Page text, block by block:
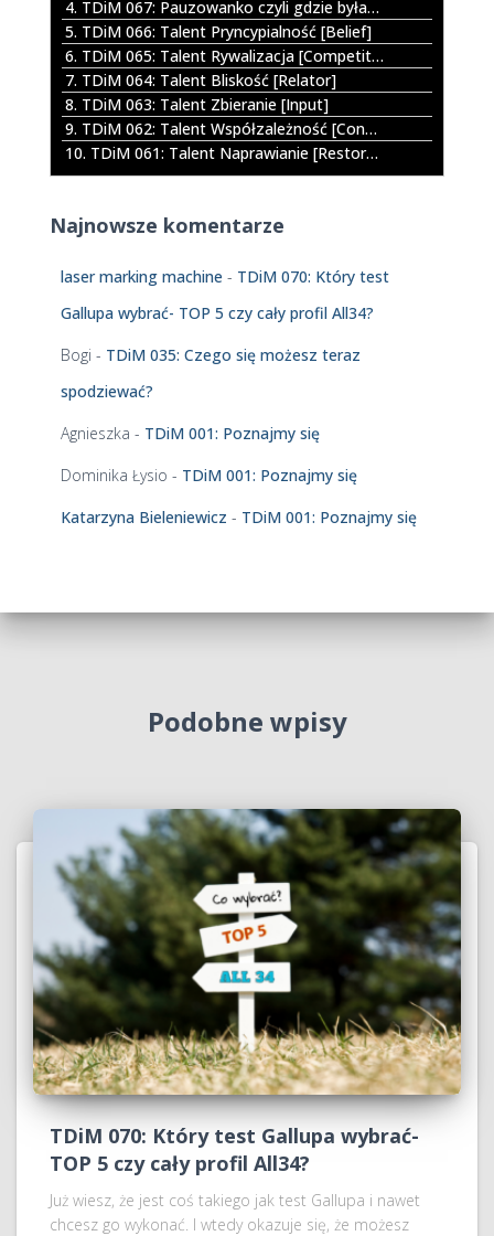
z
p
l
i
k
ó
w
d
w
ę
o
w
y
c
4. TDiM 067: Pauzowanko czyli gdzie byłam jak mnie nie było
5. TDiM 066: Talent Pryncypialność [Belief]
6. TDiM 065: Talent Rywalizacja [Competition]
7. TDiM 064: Talent Bliskość [Relator]
8. TDiM 063: Talent Zbieranie [Input]
9. TDiM 062: Talent Współzależność [Connectedness]
10. TDiM 061: Talent Naprawianie [Restorative]
Najnowsze komentarze
laser marking machine - TDiM 070: Który test
Gallupa wybrać- TOP 5 czy cały profil All34?
Bogi - TDiM 035: Czego się możesz teraz
spodziewać?
Agnieszka - TDiM 001: Poznajmy się
Dominika Łysio - TDiM 001: Poznajmy się
Katarzyna Bieleniewicz - TDiM 001: Poznajmy się
Podobne wpisy
TDiM 070: Który test Gallupa wybrać-
TOP 5 czy cały profil All34?
Już wiesz, że jest coś takiego jak test Gallupa i nawet
chcesz go wykonać. I wtedy okazuje się, że możesz